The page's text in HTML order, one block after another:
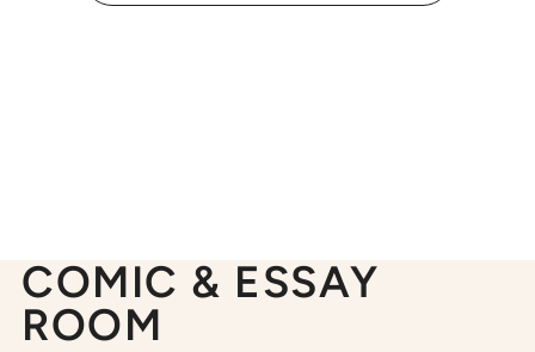
COMIC & ESSAY
ROOM